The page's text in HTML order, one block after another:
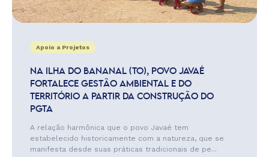
Apoio a Projetos
NA ILHA DO BANANAL (TO), POVO JAVAÉ
FORTALECE GESTÃO AMBIENTAL E DO
TERRITÓRIO A PARTIR DA CONSTRUÇÃO DO
PGTA
A relação harmônica que o povo Javaé tem
estabelecido historicamente com a natureza, que se
manifesta desde suas práticas tradicionais de pe...